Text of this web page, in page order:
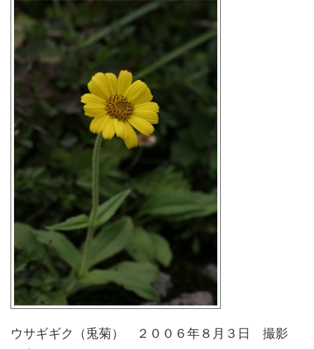
ウサギギク（兎菊） ２００６年８月３日 撮影